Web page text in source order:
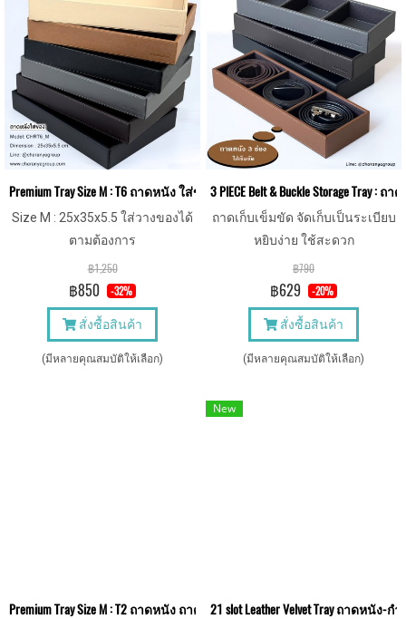
Premium Tray Size M : T6 ถาดหนัง ใส่ของ จัดระเบียบ
Size M : 25x35x5.5 ใส่วางของได้
ตามต้องการ
฿1,250
฿850 -32%
สั่งซื้อสินค้า
(มีหลายคุณสมบัติให้เลือก)
3 PIECE Belt & Buckle Storage Tray :
ถาดเก็บเข็มขัด จัดเก็บเป็นระเบียบ
หยิบง่าย ใช้สะดวก
฿790
฿629 -20%
สั่งซื้อสินค้า
(มีหลายคุณสมบัติให้เลือก)
Premium Tray Size M : T2 ถาดหนัง ถาดเสริฟ เกรดพรีเมี่ยม สำหรับโรงแ
New
21 slot Leather Velvet Tray ถาดหนั